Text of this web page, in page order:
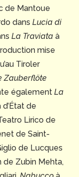
de Mantoue
dans Lucia di
La Traviata à
mise
Tiroler
Zauberflöte
également La
d’État de
Lirico de
de Saint-
de Lucques
de Zubin Mehta,